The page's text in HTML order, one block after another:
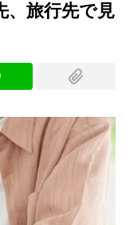
、旅行先で見